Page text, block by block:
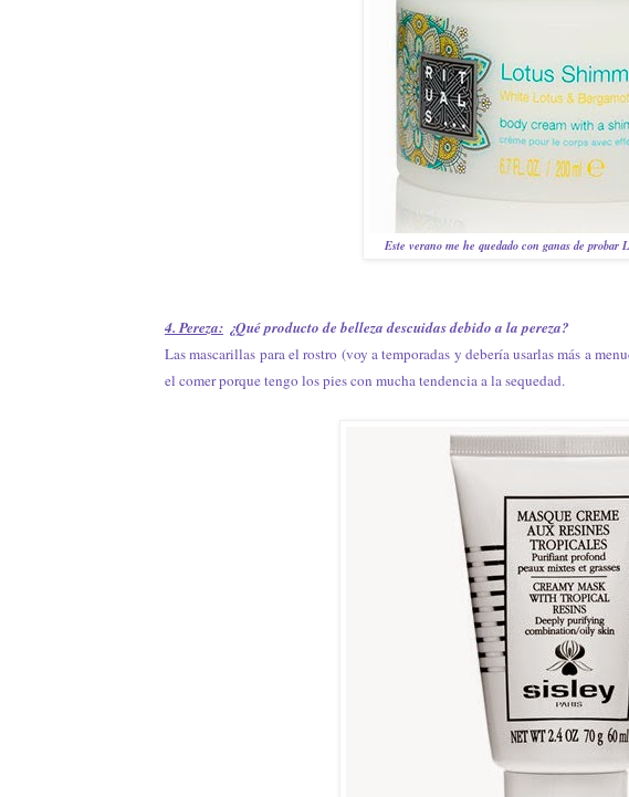
Este verano me he quedado con ganas de probar
4. Pereza: ¿Qué producto de belleza descuidas debido a la pereza?
Las mascarillas para el rostro (voy a temporadas y debería usarlas más a
el comer porque tengo los pies con mucha tendencia a la sequedad.